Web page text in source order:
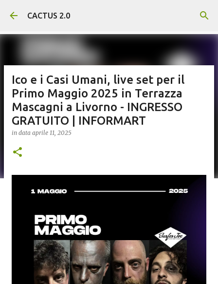
Passa ai contenuti principali
CACTUS 2.0
Ico e i Casi Umani, live set per il
Primo Maggio 2025 in Terrazza
Mascagni a Livorno - INGRESSO
GRATUITO | INFORMART
in data aprile 11, 2025